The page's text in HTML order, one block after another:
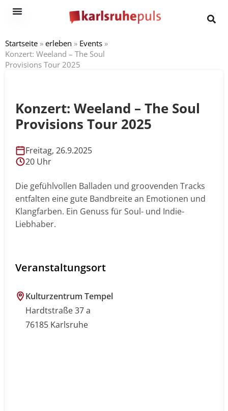
Startseite » erleben » Events »
Konzert: Weeland – The Soul
Provisions Tour 2025
Konzert: Weeland – The Soul
Provisions Tour 2025
Freitag, 26.9.2025
20 Uhr
Die gefühlvollen Balladen und groovenden Tracks
entfalten eine gute Bandbreite an Emotionen und
Klangfarben. Ein Genuss für Soul- und Indie-
Liebhaber.
Veranstaltungsort
Kulturzentrum Tempel
Hardtstraße 37 a
76185 Karlsruhe